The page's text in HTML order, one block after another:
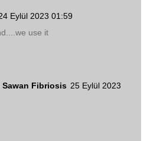
Eylül 2023 01:59
use it
Sawan Fibriosis 25 Eylül 2023